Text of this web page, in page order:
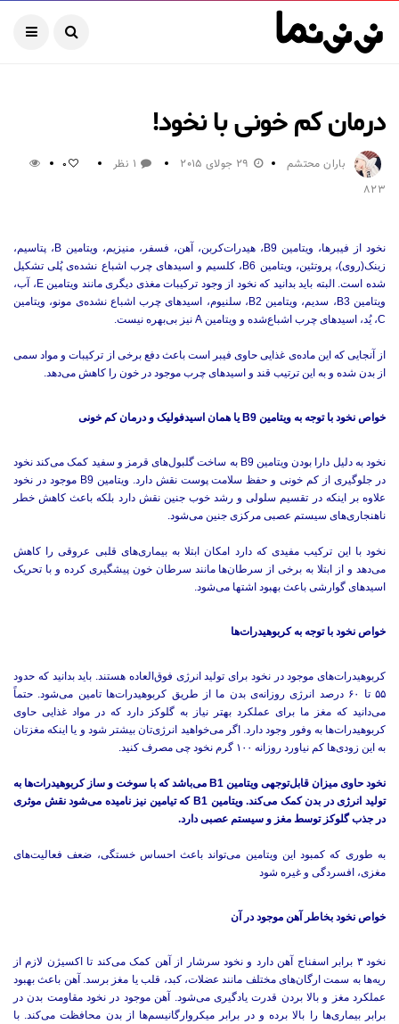
درمان کم خونی با نخود!
باران محتشم 29 جولای 2015 1 نظر 0
823
نخود از فیبرها، ویتامین B9، هیدرات‌کربن، آهن، فسفر، منیزیم، ویتامین B، پتاسیم،
زینک(روی)، پروتئین، ویتامین B6، کلسیم و اسیدهای چرب اشباع نشده‌ی پُلی تشکیل
شده است. البته باید بدانید که نخود از وجود ترکیبات مغذی دیگری مانند ویتامین E، آب،
ویتامین B3، سدیم، ویتامین B2، سلنیوم، اسیدهای چرب اشباع نشده‌ی مونو، ویتامین
C، یُد، اسیدهای چرب اشباع‌شده و ویتامین A نیز بی‌بهره نیست.
از آنجایی که این ماده‌ی غذایی حاوی فیبر است باعث دفع برخی از ترکیبات و مواد سمی
از بدن شده و به این ترتیب قند و اسیدهای چرب موجود در خون را کاهش می‌دهد.
خواص نخود با توجه به ویتامین B9 یا همان اسیدفولیک و درمان کم خونی
نخود به دلیل دارا بودن ویتامین B9 به ساخت گلبول‌های قرمز و سفید کمک می‌کند نخود
در جلوگیری از کم خونی و حفظ سلامت پوست نقش دارد. ویتامین B9 موجود در نخود
علاوه بر اینکه در تقسیم سلولی و رشد خوب جنین نقش دارد بلکه باعث کاهش خطر
ناهنجاری‌های سیستم عصبی مرکزی جنین می‌شود.
نخود با این ترکیب مفیدی که دارد امکان ابتلا به بیماری‌های قلبی عروقی را کاهش
می‌دهد و از ابتلا به برخی از سرطان‌ها مانند سرطان خون پیشگیری کرده و با تحریک
اسیدهای گوارشی باعث بهبود اشتها می‌شود.
خواص نخود با توجه به کربوهیدرات‌ها
کربوهیدرات‌های موجود در نخود برای تولید انرژی فوق‌العاده هستند. باید بدانید که حدود
۵۵ تا ۶۰ درصد انرژی روزانه‌ی بدن ما از طریق کربوهیدرات‌ها تامین می‌شود. حتماً
می‌دانید که مغز ما برای عملکرد بهتر نیاز به گلوکز دارد که در مواد غذایی حاوی
کربوهیدرات‌ها به وفور وجود دارد. اگر می‌خواهید انرژی‌تان بیشتر شود و یا اینکه مغزتان
به این زودی‌ها کم نیاورد روزانه ۱۰۰ گرم نخود چی مصرف کنید.
نخود حاوی میزان قابل‌توجهی ویتامین B1 می‌باشد که با سوخت و ساز کربوهیدرات‌ها به
تولید انرژی در بدن کمک می‌کند. ویتامین B1 که تیامین نیز نامیده می‌شود نقش موثری
در جذب گلوکز توسط مغز و سیستم عصبی دارد.
به طوری که کمبود این ویتامین می‌تواند باعث احساس خستگی، ضعف فعالیت‌های
مغزی، افسردگی و غیره شود
خواص نخود بخاطر آهن موجود در آن
نخود ۳ برابر اسفناج آهن دارد و نخود سرشار از آهن کمک می‌کند تا اکسیژن لازم از
ریه‌ها به سمت ارگان‌های مختلف مانند عضلات، کبد، قلب یا مغز برسد. آهن باعث بهبود
عملکرد مغز و بالا بردن قدرت یادگیری می‌شود. آهن موجود در نخود مقاومت بدن در
برابر بیماری‌ها را بالا برده و در برابر میکروارگانیسم‌ها از بدن محافظت می‌کند. با